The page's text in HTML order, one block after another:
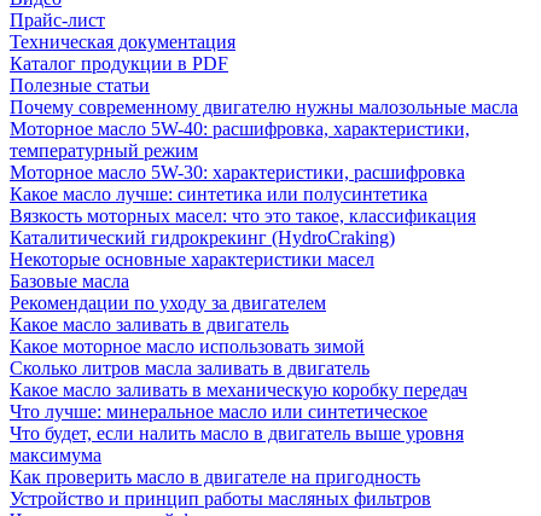
Прайс-лист
Техническая документация
Каталог продукции в PDF
Полезные статьи
Почему современному двигателю нужны малозольные масла
Моторное масло 5W-40: расшифровка, характеристики,
температурный режим
Моторное масло 5W-30: характеристики, расшифровка
Какое масло лучше: синтетика или полусинтетика
Вязкость моторных масел: что это такое, классификация
Каталитический гидрокрекинг (НydroСraking)
Некоторые основные характеристики масел
Базовые масла
Рекомендации по уходу за двигателем
Какое масло заливать в двигатель
Какое моторное масло использовать зимой
Сколько литров масла заливать в двигатель
Какое масло заливать в механическую коробку передач
Что лучше: минеральное масло или синтетическое
Что будет, если налить масло в двигатель выше уровня
максимума
Как проверить масло в двигателе на пригодность
Устройство и принцип работы масляных фильтров